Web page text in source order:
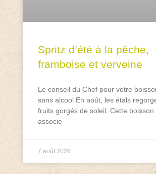
Spritz d’été à la pêche,
framboise et verveine
Le conseil du Chef pour votre
sans alcool En août, les étals
fruits gorgés de soleil. Cette boisson
associe
7 août 2026